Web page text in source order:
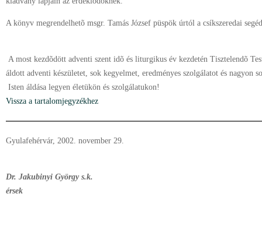
A könyv megrendelhetõ msgr. Tamás József püspök úrtól a csíkszeredai
A most kezdõdött adventi szent idõ és liturgikus év kezdetén Tisztelendõ
áldott adventi készületet, sok kegyelmet, eredményes szolgálatot és
Isten áldása legyen életükön és szolgálatukon!
Vissza a tartalomjegyzékhez
Gyulafehérvár, 2002. november 29.
Dr. Jakubinyi György s.k.
érsek